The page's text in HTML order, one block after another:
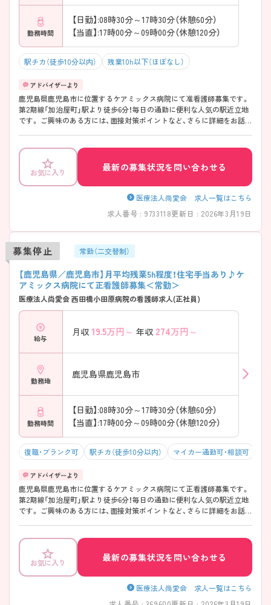
勤務時間
【日勤】:08時30分～17時30分（休憩60分）
【当直】:17時00分～09時00分（休憩120分）
駅チカ（徒歩10分以内） 残業10h以下（ほぼなし）
鹿児島県鹿児島市に位置するケアミックス病院にて准看護師募集です。
第2期線「加治屋町」駅より徒歩6分！毎日の通勤に便利な人気の駅近立地
です。 ご興味のある方には、面接対策ポイントなど、さらに詳細をお話い
お気に入り 最新の募集状況を問い合わせる
医療法人尚愛会 求人一覧はこちら
求人番号 : 9733118更新日 : 2026年3月19日
募集停止 常勤（二交替制）
【鹿児島県／鹿児島市】月平均残業5h程度！住宅手当あり♪ケ
アミックス病院にて正看護師募集＜常勤＞
医療法人尚愛会 西田橋小田原病院の看護師求人(正社員)
給与
月収 19.5万円～ 年収 274万円～
勤務地
鹿児島県鹿児島市
勤務時間
【日勤】:08時30分～17時30分（休憩60分）
【当直】:17時00分～09時00分（休憩120分）
復職・ブランク可 駅チカ（徒歩10分以内） マイカー通勤可・相談可
鹿児島県鹿児島市に位置するケアミックス病院にて正看護師募集です。
第2期線「加治屋町」駅より徒歩6分！毎日の通勤に便利な人気の駅近立地
です。 ご興味のある方には、面接対策ポイントなど、さらに詳細をお話い
お気に入り 最新の募集状況を問い合わせる
医療法人尚愛会 求人一覧はこちら